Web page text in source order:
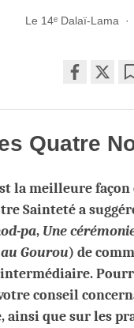
Le 14ᵉ Dalaï-Lama
on
facebook
Quatre
la meilleure façon
Sainteté a
pa, Une
Gourou) de
conseil
ainsi que sur les